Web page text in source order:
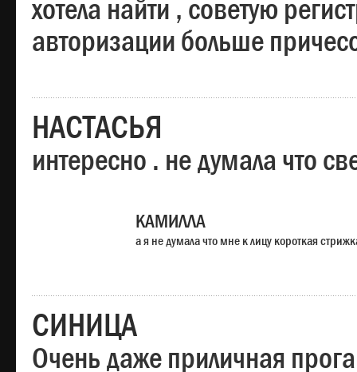
хотела найти , советую
авторизации больше
НАСТАСЬЯ
интересно . не думала что
КАМИЛЛА
а я не думала что мне к лицу короткая
СИНИЦА
Очень даже приличная